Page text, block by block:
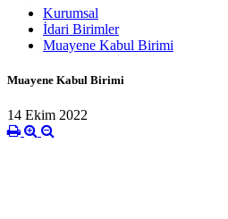
Kurumsal
İdari Birimler
Muayene Kabul Birimi
Muayene Kabul Birimi
14 Ekim 2022